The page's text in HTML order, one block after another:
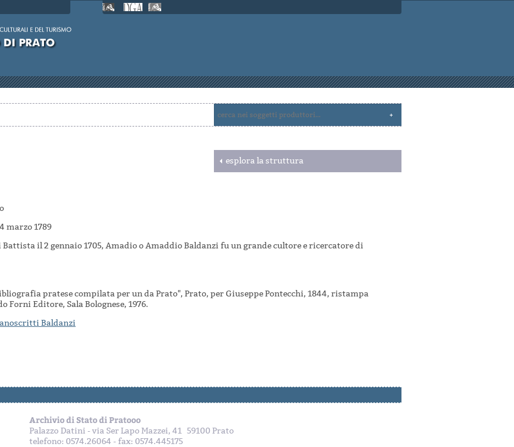
esplora la struttura
marzo 1789
il 2 gennaio 1705, Amadio o Amaddio Baldanzi fu un grande cultore e ricercatore di
pratese compilata per un da Prato", Prato, per Giuseppe Pontecchi, 1844, ristampa
Forni Editore, Sala Bolognese, 1976.
Baldanzi
Archivio di Stato di Pratooo
Palazzo Datini - via Ser Lapo Mazzei, 41 59100 Prato
telefono: 0574.26064 - fax: 0574.445175